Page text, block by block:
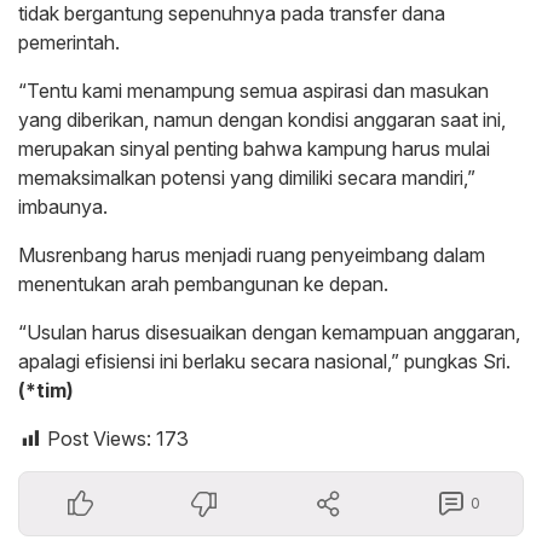
tidak bergantung sepenuhnya pada transfer dana
pemerintah.
“Tentu kami menampung semua aspirasi dan masukan
yang diberikan, namun dengan kondisi anggaran saat ini,
merupakan sinyal penting bahwa kampung harus mulai
memaksimalkan potensi yang dimiliki secara mandiri,”
imbaunya.
Musrenbang harus menjadi ruang penyeimbang dalam
menentukan arah pembangunan ke depan.
“Usulan harus disesuaikan dengan kemampuan anggaran,
apalagi efisiensi ini berlaku secara nasional,” pungkas Sri.
(*tim)
Post Views: 173
0